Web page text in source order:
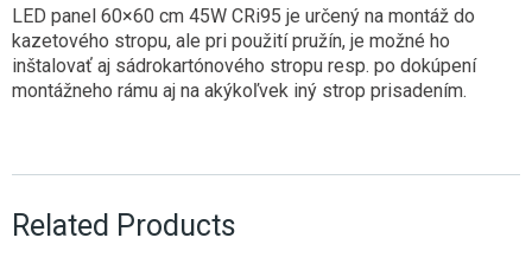
LED panel 60×60 cm 45W CRi95 je určený na montáž do
kazetového stropu, ale pri použití pružín, je možné ho
inštalovať aj sádrokartónového stropu resp. po dokúpení
montážneho rámu aj na akýkoľvek iný strop prisadením.
Related Products